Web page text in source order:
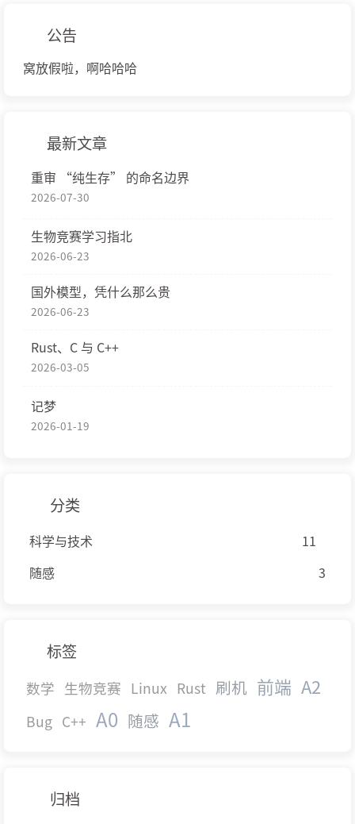
公告
窝放假啦，啊哈哈哈
最新文章
重审 “纯生存” 的命名边界
2026-07-30
生物竞赛学习指北
2026-06-23
国外模型，凭什么那么贵
2026-06-23
Rust、C 与 C++
2026-03-05
记梦
2026-01-19
分类
科学与技术
11
随感
3
标签
数学 生物竞赛 Linux Rust 刷机 前端 A2
Bug C++ A0 随感 A1
归档